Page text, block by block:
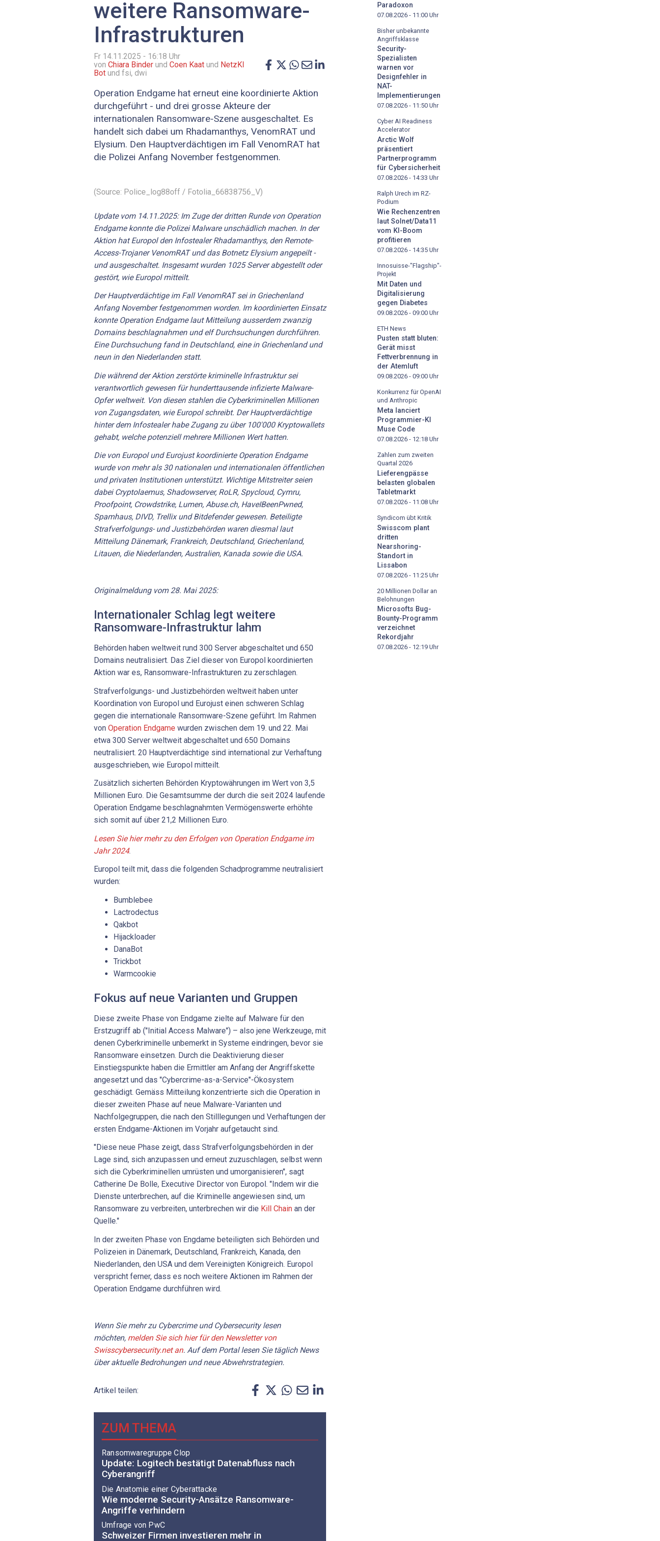
weitere Ransomware-
Infrastrukturen
Fr 14.11.2025 - 16:18 Uhr
von Chiara Binder und Coen Kaat und NetzKI
Bot und fsi, dwi
Operation Endgame hat erneut eine koordinierte Aktion
durchgeführt - und drei grosse Akteure der
internationalen Ransomware-Szene ausgeschaltet. Es
handelt sich dabei um Rhadamanthys, VenomRAT und
Elysium. Den Hauptverdächtigen im Fall VenomRAT hat
die Polizei Anfang November festgenommen.
(Source: Police_log88off / Fotolia_66838756_V)
Update vom 14.11.2025: Im Zuge der dritten Runde von Operation
Endgame konnte die Polizei Malware unschädlich machen. In der
Aktion hat Europol den Infostealer Rhadamanthys, den Remote-
Access-Trojaner VenomRAT und das Botnetz Elysium angepeilt -
und ausgeschaltet. Insgesamt wurden 1025 Server abgestellt oder
gestört, wie Europol mitteilt.
Der Hauptverdächtige im Fall VenomRAT sei in Griechenland
Anfang November festgenommen worden. Im koordinierten Einsatz
konnte Operation Endgame laut Mitteilung ausserdem zwanzig
Domains beschlagnahmen und elf Durchsuchungen durchführen.
Eine Durchsuchung fand in Deutschland, eine in Griechenland und
neun in den Niederlanden statt.
Die während der Aktion zerstörte kriminelle Infrastruktur sei
verantwortlich gewesen für hunderttausende infizierte Malware-
Opfer weltweit. Von diesen stahlen die Cyberkriminellen Millionen
von Zugangsdaten, wie Europol schreibt. Der Hauptverdächtige
hinter dem Infostealer habe Zugang zu über 100'000 Kryptowallets
gehabt, welche potenziell mehrere Millionen Wert hatten.
Die von Europol und Eurojust koordinierte Operation Endgame
wurde von mehr als 30 nationalen und internationalen öffentlichen
und privaten Institutionen unterstützt. Wichtige Mitstreiter seien
dabei Cryptolaemus, Shadowserver, RoLR, Spycloud, Cymru,
Proofpoint, Crowdstrike, Lumen, Abuse.ch, HaveIBeenPwned,
Spamhaus, DIVD, Trellix und Bitdefender gewesen. Beteiligte
Strafverfolgungs- und Justizbehörden waren diesmal laut
Mitteilung Dänemark, Frankreich, Deutschland, Griechenland,
Litauen, die Niederlanden, Australien, Kanada sowie die USA.
Originalmeldung vom 28. Mai 2025:
Internationaler Schlag legt weitere
Ransomware-Infrastruktur lahm
Behörden haben weltweit rund 300 Server abgeschaltet und 650
Domains neutralisiert. Das Ziel dieser von Europol koordinierten
Aktion war es, Ransomware-Infrastrukturen zu zerschlagen.
Strafverfolgungs- und Justizbehörden weltweit haben unter
Koordination von Europol und Eurojust einen schweren Schlag
gegen die internationale Ransomware-Szene geführt. Im Rahmen
von Operation Endgame wurden zwischen dem 19. und 22. Mai
etwa 300 Server weltweit abgeschaltet und 650 Domains
neutralisiert. 20 Hauptverdächtige sind international zur Verhaftung
ausgeschrieben, wie Europol mitteilt.
Zusätzlich sicherten Behörden Kryptowährungen im Wert von 3,5
Millionen Euro. Die Gesamtsumme der durch die seit 2024 laufende
Operation Endgame beschlagnahmten Vermögenswerte erhöhte
sich somit auf über 21,2 Millionen Euro.
Lesen Sie hier mehr zu den Erfolgen von Operation Endgame im
Jahr 2024.
Europol teilt mit, dass die folgenden Schadprogramme neutralisiert
wurden:
Bumblebee
Lactrodectus
Qakbot
Hijackloader
DanaBot
Trickbot
Warmcookie
Fokus auf neue Varianten und Gruppen
Diese zweite Phase von Endgame zielte auf Malware für den
Erstzugriff ab ("Initial Access Malware") – also jene Werkzeuge, mit
denen Cyberkriminelle unbemerkt in Systeme eindringen, bevor sie
Ransomware einsetzen. Durch die Deaktivierung dieser
Einstiegspunkte haben die Ermittler am Anfang der Angriffskette
angesetzt und das "Cybercrime-as-a-Service"-Ökosystem
geschädigt. Gemäss Mitteilung konzentrierte sich die Operation in
dieser zweiten Phase auf neue Malware-Varianten und
Nachfolgegruppen, die nach den Stilllegungen und Verhaftungen der
ersten Endgame-Aktionen im Vorjahr aufgetaucht sind.
"Diese neue Phase zeigt, dass Strafverfolgungsbehörden in der
Lage sind, sich anzupassen und erneut zuzuschlagen, selbst wenn
sich die Cyberkriminellen umrüsten und umorganisieren", sagt
Catherine De Bolle, Executive Director von Europol. "Indem wir die
Dienste unterbrechen, auf die Kriminelle angewiesen sind, um
Ransomware zu verbreiten, unterbrechen wir die Kill Chain an der
Quelle."
In der zweiten Phase von Engdame beteiligten sich Behörden und
Polizeien in Dänemark, Deutschland, Frankreich, Kanada, den
Niederlanden, den USA und dem Vereinigten Königreich. Europol
verspricht ferner, dass es noch weitere Aktionen im Rahmen der
Operation Endgame durchführen wird.
Wenn Sie mehr zu Cybercrime und Cybersecurity lesen
möchten, melden Sie sich hier für den Newsletter von
Swisscybersecurity.net an. Auf dem Portal lesen Sie täglich News
über aktuelle Bedrohungen und neue Abwehrstrategien.
Artikel teilen:
ZUM THEMA
Ransomwaregruppe Clop
Update: Logitech bestätigt Datenabfluss nach
Cyberangriff
Die Anatomie einer Cyberattacke
Wie moderne Security-Ansätze Ransomware-
Angriffe verhindern
Umfrage von PwC
Schweizer Firmen investieren mehr in
Paradoxon
07.08.2026 - 11:00 Uhr
Bisher unbekannte
Angriffsklasse
Security-
Spezialisten
warnen vor
Designfehler in
NAT-
Implementierungen
07.08.2026 - 11:50 Uhr
Cyber AI Readiness
Accelerator
Arctic Wolf
präsentiert
Partnerprogramm
für Cybersicherheit
07.08.2026 - 14:33 Uhr
Ralph Urech im RZ-
Podium
Wie Rechenzentren
laut Solnet/Data11
vom KI-Boom
profitieren
07.08.2026 - 14:35 Uhr
Innosuisse-"Flagship"-
Projekt
Mit Daten und
Digitalisierung
gegen Diabetes
09.08.2026 - 09:00 Uhr
ETH News
Pusten statt bluten:
Gerät misst
Fettverbrennung in
der Atemluft
09.08.2026 - 09:00 Uhr
Konkurrenz für OpenAI
und Anthropic
Meta lanciert
Programmier-KI
Muse Code
07.08.2026 - 12:18 Uhr
Zahlen zum zweiten
Quartal 2026
Lieferengpässe
belasten globalen
Tabletmarkt
07.08.2026 - 11:08 Uhr
Syndicom übt Kritik
Swisscom plant
dritten
Nearshoring-
Standort in
Lissabon
07.08.2026 - 11:25 Uhr
20 Millionen Dollar an
Belohnungen
Microsofts Bug-
Bounty-Programm
verzeichnet
Rekordjahr
07.08.2026 - 12:19 Uhr